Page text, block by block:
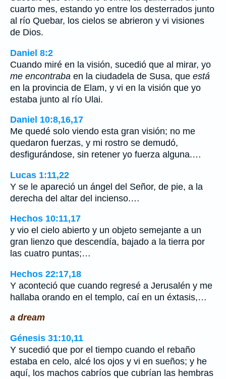
cuarto mes, estando yo entre los desterrados junto
al río Quebar, los cielos se abrieron y vi visiones
de Dios.
Daniel 8:2
Cuando miré en la visión, sucedió que al mirar, yo
me encontraba en la ciudadela de Susa, que está
en la provincia de Elam, y vi en la visión que yo
estaba junto al río Ulai.
Daniel 10:8,16,17
Me quedé solo viendo esta gran visión; no me
quedaron fuerzas, y mi rostro se demudó,
desfigurándose, sin retener yo fuerza alguna.…
Lucas 1:11,22
Y se le apareció un ángel del Señor, de pie, a la
derecha del altar del incienso.…
Hechos 10:11,17
y vio el cielo abierto y un objeto semejante a un
gran lienzo que descendía, bajado a la tierra por
las cuatro puntas;…
Hechos 22:17,18
Y aconteció que cuando regresé a Jerusalén y me
hallaba orando en el templo, caí en un éxtasis,…
a dream
Génesis 31:10,11
Y sucedió que por el tiempo cuando el rebaño
estaba en celo, alcé los ojos y vi en sueños; y he
aquí, los machos cabríos que cubrían las hembras